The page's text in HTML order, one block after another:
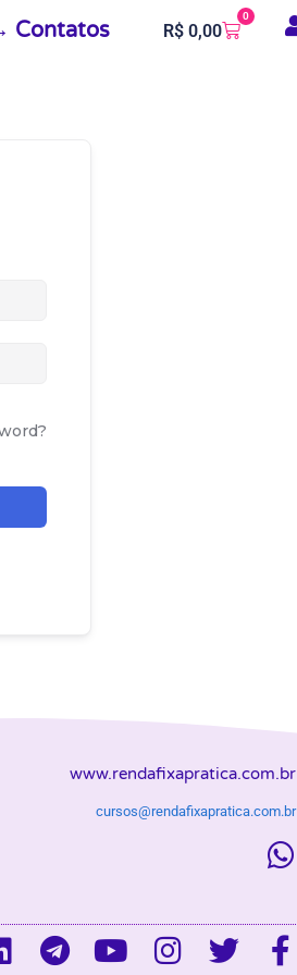
Contatos R$ 0,00
0
www.rendafixapratica.com.br
cursos@rendafixapratica.com.br